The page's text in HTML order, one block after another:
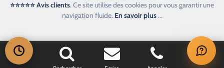
⭐⭐⭐⭐⭐ Avis clients. Ce site utilise des cookies pour vous garantir une
navigation fluide. En savoir plus...